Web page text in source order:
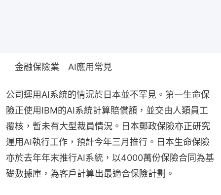
金融保險業　AI應用常見
公司運用AI系統的情況於日本並不罕見。第一生命保
險正使用IBM的AI系統計算賠償額，並交由人類員工
覆核，暫未有大型裁員情況。日本郵政保險亦正研究
運用AI執行工作，預計今年三月推行。日本生命保險
亦於去年年末推行AI系統，以4000萬份保險合同為基
礎數據庫，為客戶計算出最適合保險計劃。